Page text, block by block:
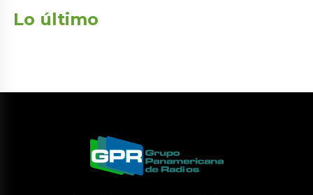
Lo último